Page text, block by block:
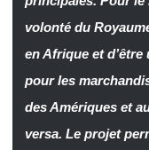
volonté du
en Afrique et d’être
pour les
des Amériques et
versa. Le projet